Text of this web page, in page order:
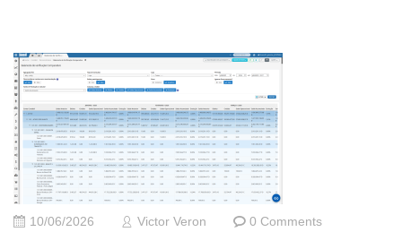
10/06/2026 Victor Veron 0 Comments